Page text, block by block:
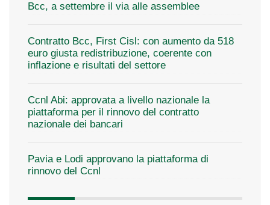
Bcc, a settembre il via alle assemblee
Contratto Bcc, First Cisl: con aumento da 518
euro giusta redistribuzione, coerente con
inflazione e risultati del settore
Ccnl Abi: approvata a livello nazionale la
piattaforma per il rinnovo del contratto
nazionale dei bancari
Pavia e Lodi approvano la piattaforma di
rinnovo del Ccnl